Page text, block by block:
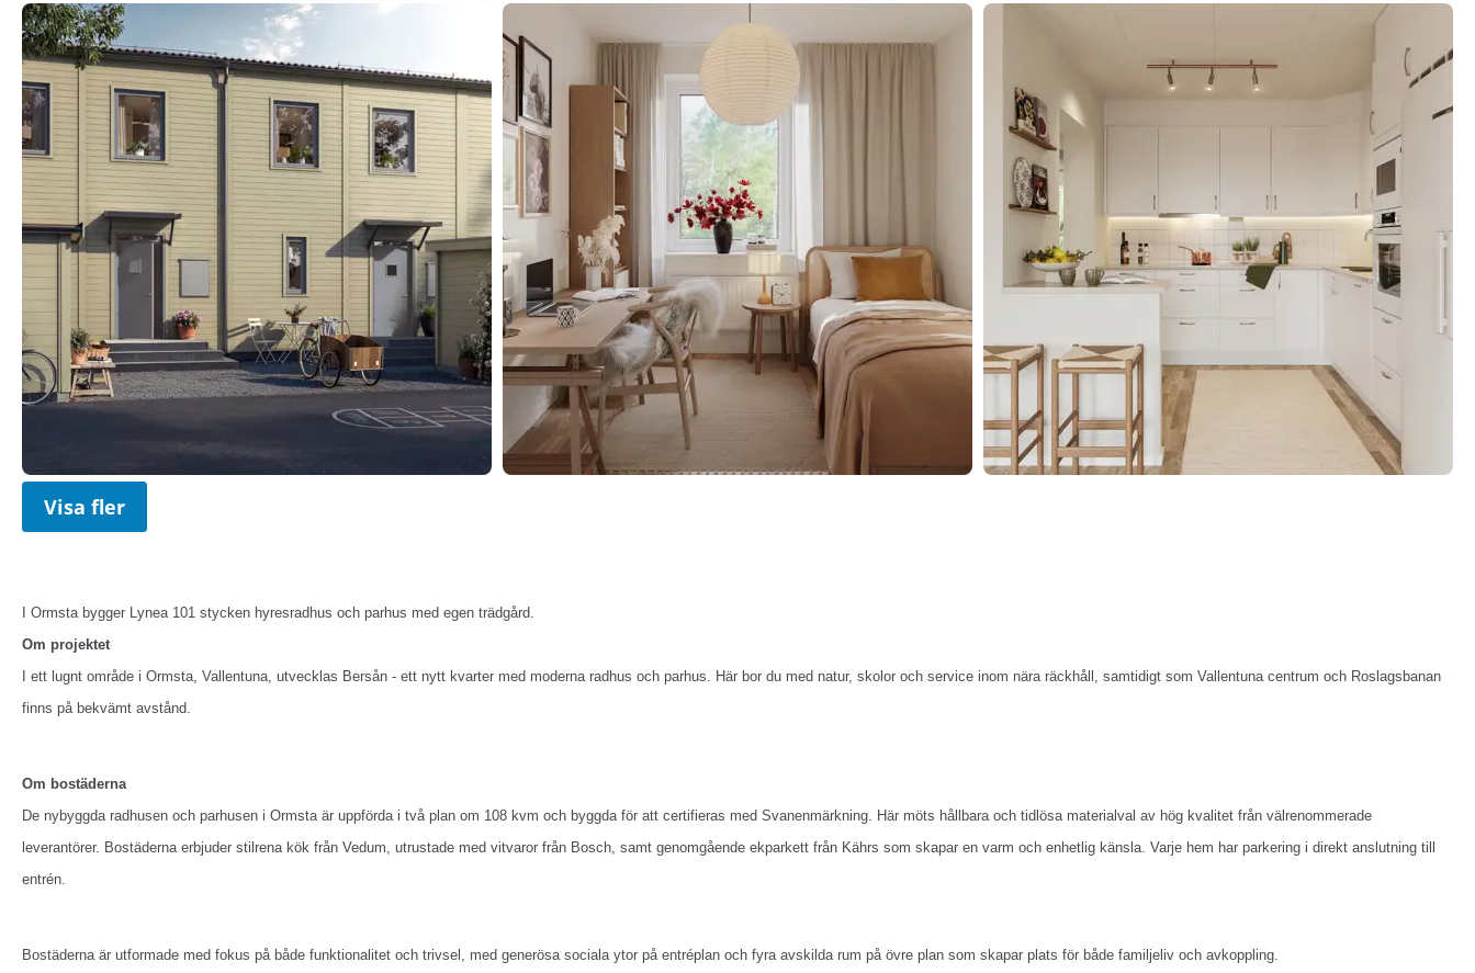
Visa fler
I Ormsta bygger Lynea 101 stycken hyresradhus och parhus med egen trädgård.
Om projektet
I ett lugnt område i Ormsta, Vallentuna, utvecklas Bersån - ett nytt kvarter med moderna radhus och parhus. Här bor du med natur, skolor och service inom nära räckhåll, samtidigt som Vallentuna centrum och Roslagsbanan
finns på bekvämt avstånd.
Om bostäderna
De nybyggda radhusen och parhusen i Ormsta är uppförda i två plan om 108 kvm och byggda för att certifieras med Svanenmärkning. Här möts hållbara och tidlösa materialval av hög kvalitet från välrenommerade
leverantörer. Bostäderna erbjuder stilrena kök från Vedum, utrustade med vitvaror från Bosch, samt genomgående ekparkett från Kährs som skapar en varm och enhetlig känsla. Varje hem har parkering i direkt anslutning till
entrén.
Bostäderna är utformade med fokus på både funktionalitet och trivsel, med generösa sociala ytor på entréplan och fyra avskilda rum på övre plan som skapar plats för både familjeliv och avkoppling.